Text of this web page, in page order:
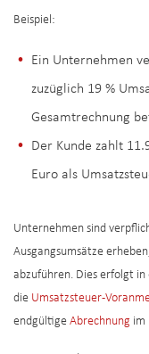
Beispiel:
Ein Unternehmen
zuzüglich 19 %
Gesamtrechnung
Der Kunde zahlt
Euro als
Unternehmen sind
Ausgangsumsätze
abzuführen. Dies erfolgt
die Umsatzsteuer-
endgültige Abrechnung im